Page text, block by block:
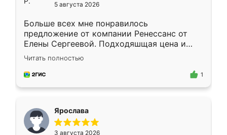
5 августа 2026
Больше всех мне понравилось
предложение от компании Ренессанс от
Елены Сергеевой. Подходяшщая цена и
короткие сроки изготовления. Приехавший
для замера сотрудник Владислав
предложил по моему эскизу самый
Читать полностью
1
Ярослава
3 августа 2026